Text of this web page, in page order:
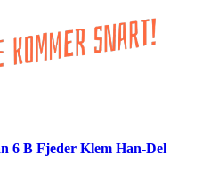
6 B Fjeder Klem Han-Del